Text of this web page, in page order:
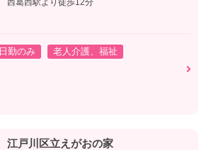
日勤のみ
老人介護、福祉
江戸川区立えがおの家